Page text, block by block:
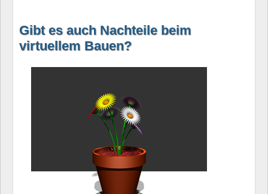
Gibt es auch Nachteile beim
virtuellem Bauen?